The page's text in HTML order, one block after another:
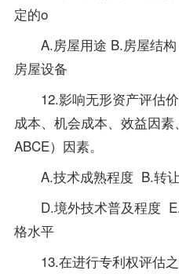
定的o
A.房屋用途 B.房屋结构
房屋设备
12.影响无形资产评估价
成本、机会成本、效益因
ABCE）因素。
A.技术成熟程度 B.转
D.境外技术普及程度 E.
格水平
13.在进行专利权评估之